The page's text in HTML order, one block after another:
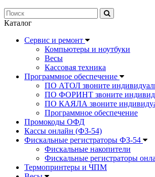
Каталог
Сервис и ремонт
Компьютеры и ноутбуки
Весы
Кассовая техника
Программное обеспечение
ПО АТОЛ звоните
ПО ФОРИНТ звоните
ПО КАЯЛА звоните
Программное обеспечение
Промокоды ОФД
Кассы онлайн (ФЗ-54)
Фискальные регистраторы ФЗ-54
Фискальные накопители
Фискальные регистраторы
Термопринтеры и ЧПМ